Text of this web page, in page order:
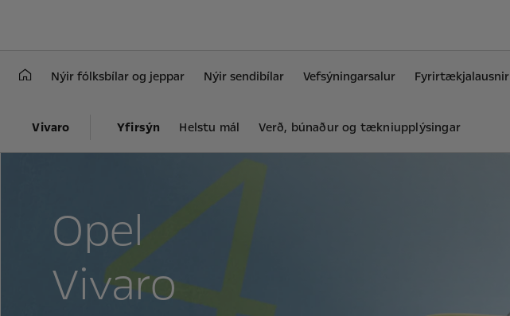
Nýir fólksbílar og jeppar Nýir sendibílar Vefsýningarsalur Fyrirtækjalausnir
Vivaro Yfirsýn Helstu mál Verð, búnaður og tækniupplýsingar
Opel
Vivaro